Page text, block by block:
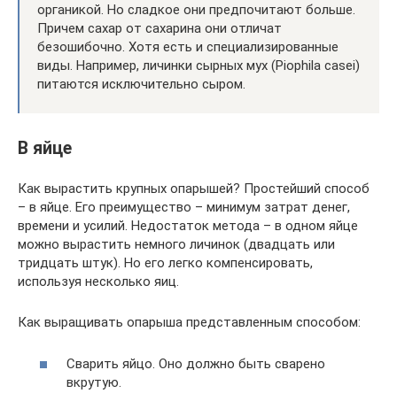
органикой. Но сладкое они предпочитают больше.
Причем сахар от сахарина они отличат
безошибочно. Хотя есть и специализированные
виды. Например, личинки сырных мух (Piophila casei)
питаются исключительно сыром.
В яйце
Как вырастить крупных опарышей? Простейший способ
– в яйце. Его преимущество – минимум затрат денег,
времени и усилий. Недостаток метода – в одном яйце
можно вырастить немного личинок (двадцать или
тридцать штук). Но его легко компенсировать,
используя несколько яиц.
Как выращивать опарыша представленным способом:
Сварить яйцо. Оно должно быть сварено
вкрутую.